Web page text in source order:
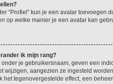
“Profiel” kun je een avatar toevoegen
op welke manier je een avatar kan
ik mijn rang?
je gebruikersnaam, geven een
wijzigen, aangezien ze ingesteld
het tegenovergestelde effect, een